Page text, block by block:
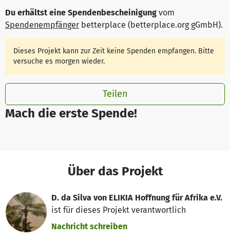
Mach die erste Spende!
Du erhältst eine Spendenbescheinigung vom
Spendenempfänger betterplace (betterplace.org gGmbH).
Dieses Projekt kann zur Zeit keine Spenden empfangen. Bitte
versuche es morgen wieder.
Teilen
Über das Projekt
D. da Silva von ELIKIA Hoffnung für Afrika e.V.
ist für dieses Projekt verantwortlich
Nachricht schreiben